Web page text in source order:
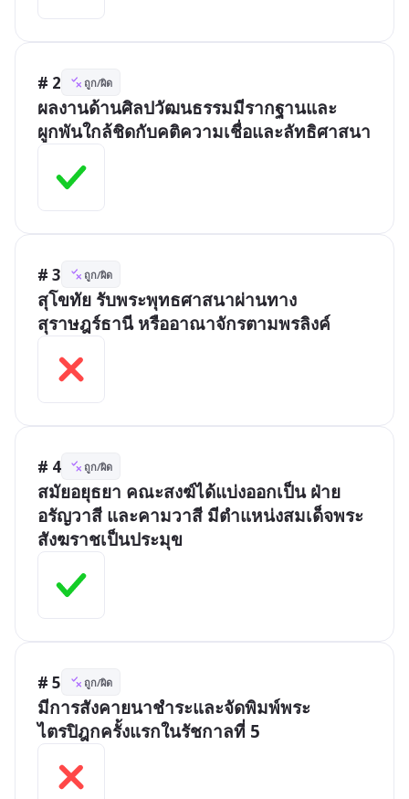
# 2 ถูก/ผิด
ผลงานด้านศิลปวัฒนธรรมมีรากฐานและ
# 3 ถูก/ผิด
สุโขทัย รับพระพุทธศาสนาผ่านทาง
สุราษฎร์ธานี หรืออาณาจักรตามพรลิงค์
# 4 ถูก/ผิด
สมัยอยุธยา คณะสงฆ์ได้แบ่งออกเป็น ฝ่าย
อรัญวาสี และคามวาสี มีตำแหน่งสมเด็จพระ
สังฆราชเป็นประมุข
# 5 ถูก/ผิด
มีการสังคายนาชำระและจัดพิมพ์พระ
ไตรปิฎกครั้งแรกในรัชกาลที่ 5